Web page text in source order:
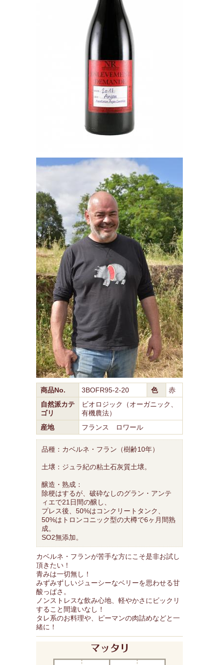
商品No. 3BOFR95-2-20 色
赤
自然派カテ
ゴリ
ビオロジック（オーガニック、
有機農法）
産地
フランス ロワール
品種：カベルネ・フラン（樹齢10年）
土壌：ジュラ紀の粘土石灰質土壌。
醸造・熟成：
除梗はするが、破砕なしのグラン・アンテ
ィエで21日間の醸し、
プレス後、50%はコンクリートタンク、
50%はトロンコニック型の大樽で6ヶ月間熟
成。
SO2無添加。
カベルネ・フランが苦手な方にこそ是非お試し
頂きたい！
青みは一切無し！
みずみずしいジューシーなベリーを思わせる甘
酸っぱさ。
ノンストレスな飲み心地、軽やかさにビックリ
すること間違いなし！
タレ系のお料理や、ピーマンの肉詰めなどと一
緒に！